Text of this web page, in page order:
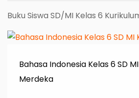
Buku Siswa SD/MI Kelas 6
Bahasa Indonesia Kelas 6 SD
Merdeka